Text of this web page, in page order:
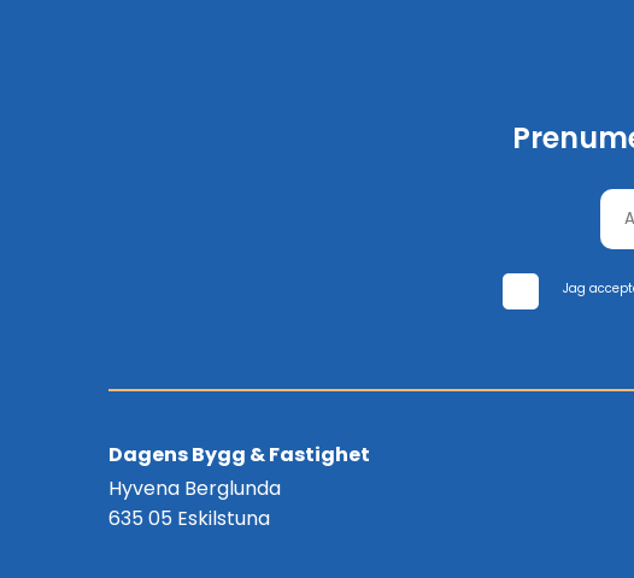
Jag
Dagens Bygg & Fastighet
Hyvena Berglunda
635 05 Eskilstuna